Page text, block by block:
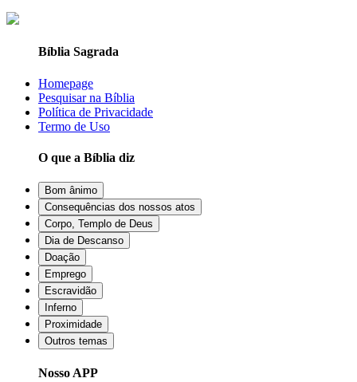
Bíblia Sagrada
Homepage
Pesquisar na Bíblia
Política de Privacidade
Termo de Uso
O que a Bíblia diz
Bom ânimo
Consequências dos nossos atos
Corpo, Templo de Deus
Dia de Descanso
Doação
Emprego
Escravidão
Inferno
Proximidade
Outros temas
Nosso APP